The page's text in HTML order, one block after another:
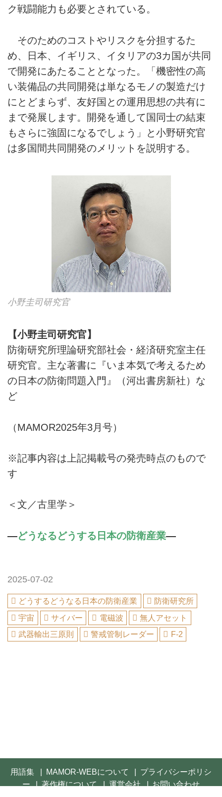
ク戦闘能力も必要とされている。
そのためのコストやリスクを分担するた
め、日本、イギリス、イタリアの3カ国が共同
で開発にあたることとなった。「機密性の高
い装備品の共同開発は単なるモノの製造だけ
にとどまらず、友好国との運用思想の共有に
まで発展します。開発を通して国同士の結束
もさらに強固になるでしょう」と小野研究官
は多国間共同開発のメリットを説明する。
小野圭司研究官
【小野圭司研究官】
防衛研究所理論研究部社会・経済研究室主任
研究官。主な著書に『いま本気で考えるため
の日本の防衛問題入門』（河出書房新社）な
ど
（MAMOR2025年3月号）
※記事内容は上記掲載号の発売時点のもので
す
＜文／古里学＞
―どうなるどうする日本の防衛産業―
2025-07-02
どうするどうなる日本の防衛産業
防衛研究所
宇宙
サイバー 電磁波
無人アセット
武器輸出三原則
警戒管制レーダー F-2
用語集 MAMOR-WEBについて
プライバシーポリシ
ー
著作権について 運営会社
お問い合わせ